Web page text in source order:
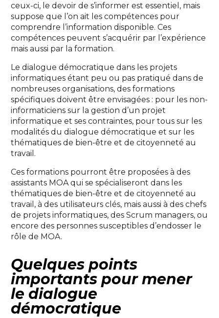
ceux-ci, le devoir de s’informer est essentiel, mais
suppose que l’on ait les compétences pour
comprendre l’information disponible. Ces
compétences peuvent s’acquérir par l’expérience
mais aussi par la formation.
Le dialogue démocratique dans les projets
informatiques étant peu ou pas pratiqué dans de
nombreuses organisations, des formations
spécifiques doivent être envisagées : pour les non-
informaticiens sur la gestion d’un projet
informatique et ses contraintes, pour tous sur les
modalités du dialogue démocratique et sur les
thématiques de bien-être et de citoyenneté au
travail.
Ces formations pourront être proposées à des
assistants MOA qui se spécialiseront dans les
thématiques de bien-être et de citoyenneté au
travail, à des utilisateurs clés, mais aussi à des chefs
de projets informatiques, des Scrum managers, ou
encore des personnes susceptibles d’endosser le
rôle de MOA.
Quelques points
importants pour mener
le dialogue
démocratique